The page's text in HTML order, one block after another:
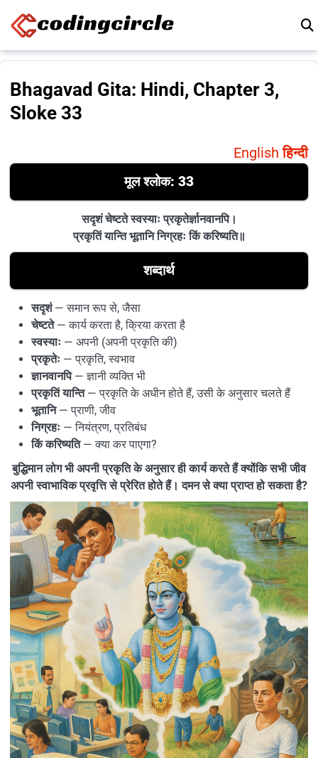
Bhagavad Gita: Hindi, Chapter 3,
Sloke 33
English हिन्दी
मूल श्लोक: 33
सदृशं चेष्टते स्वस्याः प्रकृतेर्ज्ञानवानपि।
प्रकृतिं यान्ति भूतानि निग्रहः किं करिष्यति॥
शब्दार्थ
सदृशं— समान रूप से, जैसा
चेष्टते— कार्य करता है, क्रिया करता है
स्वस्याः — अपनी (अपनी प्रकृति की)
प्रकृतेः — प्रकृति, स्वभाव
ज्ञानवानपि— ज्ञानी व्यक्ति भी
प्रकृतिं यान्ति— प्रकृति के अधीन होते हैं, उसी के अनुसार चलते हैं
भूतानि— प्राणी, जीव
निग्रहः — नियंत्रण, प्रतिबंध
किं करिष्यति— क्या कर पाएगा?
बुद्धिमान लोग भी अपनी प्रकृति के अनुसार ही कार्य करते हैं क्योंकि सभी जीव
अपनी स्वाभाविक प्रवृत्ति से प्रेरित होते हैं। दमन से क्या प्राप्त हो सकता है?